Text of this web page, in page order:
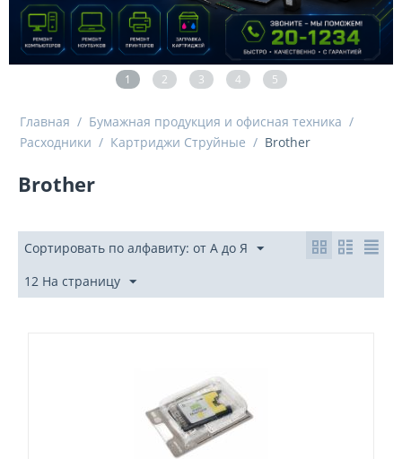
1 2 3 4 5
Главная / Бумажная продукция и офисная техника /
Расходники / Картриджи Струйные / Brother
Brother
Сортировать по алфавиту: от А до Я
12 На страницу